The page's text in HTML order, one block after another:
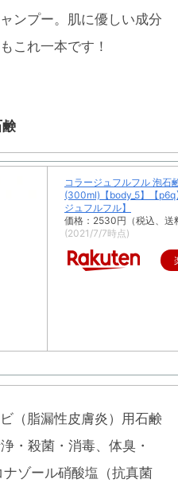
ンプー。肌に優しい成分
これ一本です！
コラージュフルフル 泡石
(300ml)【body_5】【p6q
ジュフルフル】
価格：2530円（税込、送
(2021/7/7時点)
（脂漏性皮膚炎）用石鹸
・殺菌・消毒、体臭・
ゾール硝酸塩（抗真菌